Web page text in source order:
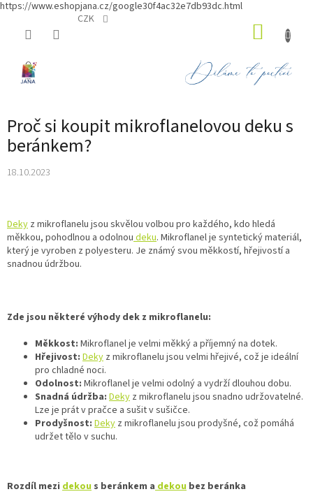
https://www.eshopjana.cz/google30f4ac32e7db93dc.html
CZK
Proč si koupit mikroflanelovou deku s
beránkem?
18.10.2023
Deky z mikroflanelu jsou skvělou volbou pro každého, kdo hledá
měkkou, pohodlnou a odolnoudeku. Mikroflanel je syntetický materiál,
který je vyroben z polyesteru. Je známý svou měkkostí, hřejivostí a
snadnou údržbou.
Zde jsou některé výhody dek z mikroflanelu:
Měkkost: Mikroflanel je velmi měkký a příjemný na dotek.
Hřejivost: Deky z mikroflanelu jsou velmi hřejivé, což je ideální
pro chladné noci.
Odolnost: Mikroflanel je velmi odolný a vydrží dlouhou dobu.
Snadná údržba: Deky z mikroflanelu jsou snadno udržovatelné.
Lze je prát v pračce a sušit v sušičce.
Prodyšnost: Deky z mikroflanelu jsou prodyšné, což pomáhá
udržet tělo v suchu.
Rozdíl mezi dekou s beránkem adekou bez beránka